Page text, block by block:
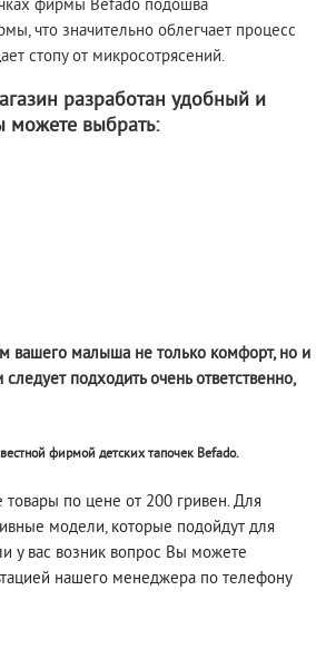
что значительно облегчает процесс
стопу от микросотрясений.
разработан удобный и
можете выбрать:
вашего малыша не только комфорт, но и
подходить очень ответственно,
фирмой детских тапочек Befado.
по цене от 200 гривен. Для
модели, которые подойдут для
у вас возник вопрос Вы можете
нашего менеджера по телефону